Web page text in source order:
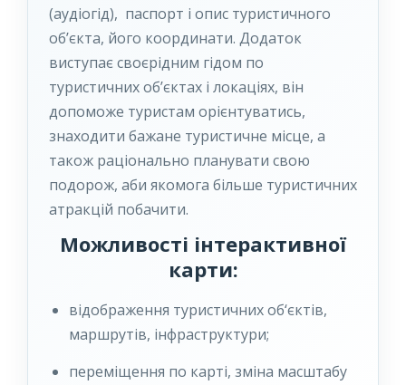
(аудіогід), паспорт і опис туристичного
об’єкта, його координати. Додаток
виступає своєрідним гідом по
туристичних об’єктах і локаціях, він
допоможе туристам орієнтуватись,
знаходити бажане туристичне місце, а
також раціонально планувати свою
подорож, аби якомога більше туристичних
атракцій побачити.
Можливості інтерактивної
карти:
відображення туристичних об‘єктів,
маршрутів, інфраструктури;
переміщення по карті, зміна масштабу